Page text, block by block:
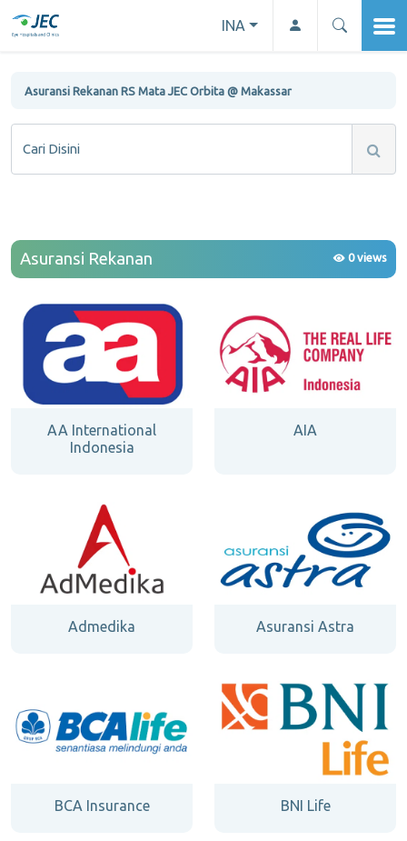
INA
Asuransi Rekanan RS Mata JEC Orbita @ Makassar
Cari Disini
Asuransi Rekanan 0 views
AA International
Indonesia
AIA
Admedika Asuransi Astra
BCA Insurance BNI Life